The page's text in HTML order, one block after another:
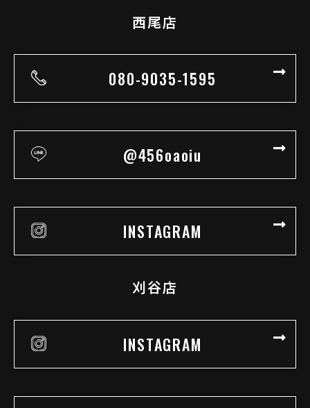
西尾店
080-9035-1595
@456oaoiu
INSTAGRAM
刈谷店
INSTAGRAM